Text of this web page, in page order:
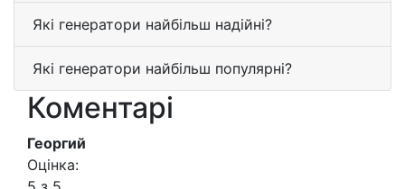
Які генератори найбільш надійні?
Які генератори найбільш популярні?
Коментарі
Георгий
Оцінка: